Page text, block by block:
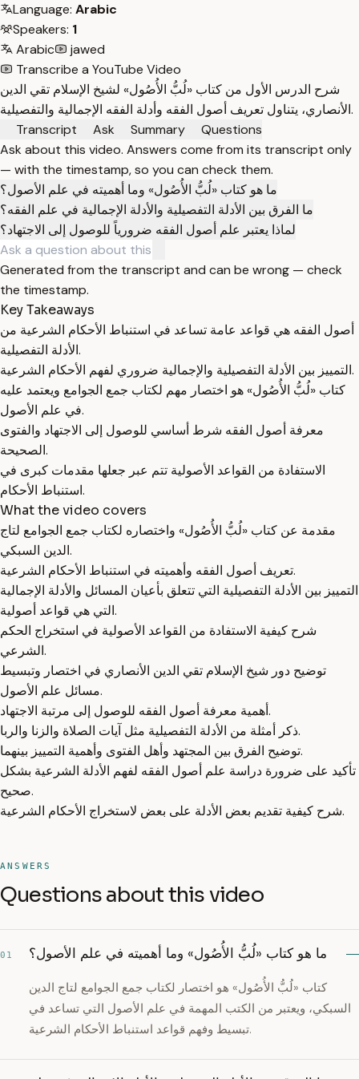
Language: Arabic
Speakers: 1
Arabic
jawed
Transcribe a YouTube Video
شرح الدرس الأول من كتاب «لُبُّ الأُصُول» لشيخ الإسلام تقي الدين
الأنصاري، يتناول تعريف أصول الفقه وأدلة الفقه الإجمالية والتفصيلية.
Transcript
Ask Summary
Questions
Ask about this video. Answers come from its transcript only
— with the timestamp, so you can check them.
ما هو كتاب «لُبُّ الأُصُول» وما أهميته في علم الأصول؟
ما الفرق بين الأدلة التفصيلية والأدلة الإجمالية في علم الفقه؟
لماذا يعتبر علم أصول الفقه ضرورياً للوصول إلى الاجتهاد؟
Generated from the transcript and can be wrong — check
the timestamp.
Key Takeaways
أصول الفقه هي قواعد عامة تساعد في استنباط الأحكام الشرعية من
الأدلة التفصيلية.
التمييز بين الأدلة التفصيلية والإجمالية ضروري لفهم الأحكام الشرعية.
كتاب «لُبُّ الأُصُول» هو اختصار مهم لكتاب جمع الجوامع ويعتمد عليه
في علم الأصول.
معرفة أصول الفقه شرط أساسي للوصول إلى الاجتهاد والفتوى
الصحيحة.
الاستفادة من القواعد الأصولية تتم عبر جعلها مقدمات كبرى في
استنباط الأحكام.
What the video covers
مقدمة عن كتاب «لُبُّ الأُصُول» واختصاره لكتاب جمع الجوامع لتاج
الدين السبكي.
تعريف أصول الفقه وأهميته في استنباط الأحكام الشرعية.
التمييز بين الأدلة التفصيلية التي تتعلق بأعيان المسائل والأدلة الإجمالية
التي هي قواعد أصولية.
شرح كيفية الاستفادة من القواعد الأصولية في استخراج الحكم
الشرعي.
توضيح دور شيخ الإسلام تقي الدين الأنصاري في اختصار وتبسيط
مسائل علم الأصول.
أهمية معرفة أصول الفقه للوصول إلى مرتبة الاجتهاد.
ذكر أمثلة من الأدلة التفصيلية مثل آيات الصلاة والزنا والربا.
توضيح الفرق بين المجتهد وأهل الفتوى وأهمية التمييز بينهما.
تأكيد على ضرورة دراسة علم أصول الفقه لفهم الأدلة الشرعية بشكل
صحيح.
شرح كيفية تقديم بعض الأدلة على بعض لاستخراج الأحكام الشرعية.
ANSWERS
Questions about this video
01 ما هو كتاب «لُبُّ الأُصُول» وما أهميته في علم الأصول؟
كتاب «لُبُّ الأُصُول» هو اختصار لكتاب جمع الجوامع لتاج الدين
السبكي، ويعتبر من الكتب المهمة في علم الأصول التي تساعد في
تبسيط وفهم قواعد استنباط الأحكام الشرعية.